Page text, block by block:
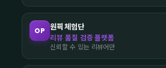
OP 원픽 체험단
리뷰 품질 검증 플랫폼
신뢰할 수 있는 리뷰어만